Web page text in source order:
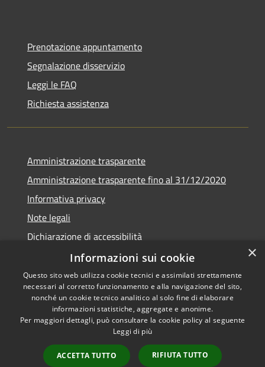
Prenotazione appuntamento
Segnalazione disservizio
Leggi le FAQ
Richiesta assistenza
Amministrazione trasparente
Amministrazione trasparente fino al 31/12/2020
Informativa privacy
Note legali
Dichiarazione di accessibilità
Accessibilità
Privacy
Mappa del sito
Copyright © 2026 • Comune di
Teramo • Powered by
Municipium• Accesso
×
Informazioni sui cookie
Questo sito web utilizza cookie tecnici e assimilati strettamente
necessari al corretto funzionamento e alla navigazione del sito,
nonché un cookie tecnico analitico al solo fine di elaborare
informazioni statistiche, aggregate e anonime.
Per maggiori dettagli, può consultare la cookie policy al seguente
Leggi di più
ACCETTA TUTTO RIFIUTA TUTTO